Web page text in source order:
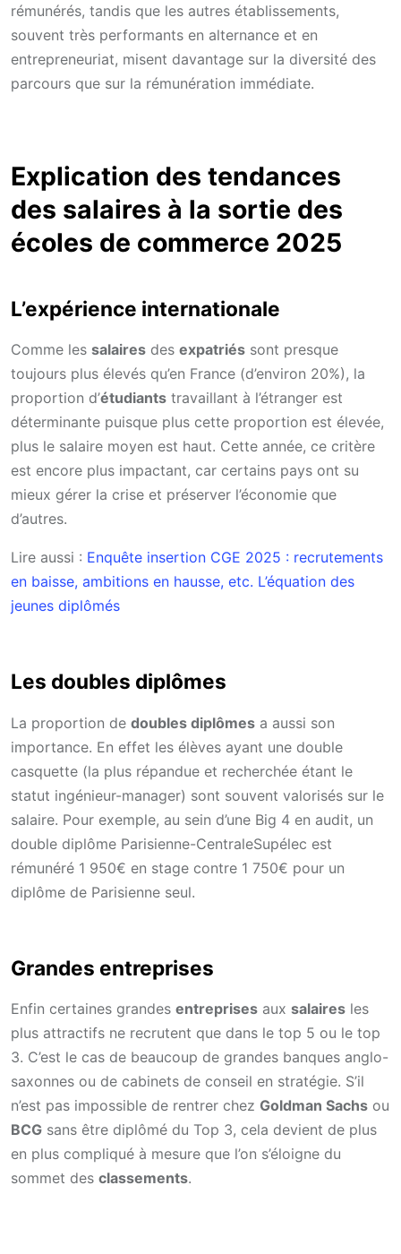
rémunérés, tandis que les autres établissements,
souvent très performants en alternance et en
entrepreneuriat, misent davantage sur la diversité des
parcours que sur la rémunération immédiate.
Explication des tendances
des salaires à la sortie des
écoles de commerce 2025
L’expérience internationale
Comme les salaires des expatriés sont presque
toujours plus élevés qu’en France (d’environ 20%), la
proportion d’étudiants travaillant à l’étranger est
déterminante puisque plus cette proportion est élevée,
plus le salaire moyen est haut. Cette année, ce critère
est encore plus impactant, car certains pays ont su
mieux gérer la crise et préserver l’économie que
d’autres.
Lire aussi : Enquête insertion CGE 2025 : recrutements
en baisse, ambitions en hausse, etc. L’équation des
jeunes diplômés
Les doubles diplômes
La proportion de doubles diplômes a aussi son
importance. En effet les élèves ayant une double
casquette (la plus répandue et recherchée étant le
statut ingénieur-manager) sont souvent valorisés sur le
salaire. Pour exemple, au sein d’une Big 4 en audit, un
double diplôme Parisienne-CentraleSupélec est
rémunéré 1 950€ en stage contre 1 750€ pour un
diplôme de Parisienne seul.
Grandes entreprises
Enfin certaines grandes entreprises aux salaires les
plus attractifs ne recrutent que dans le top 5 ou le top
3. C’est le cas de beaucoup de grandes banques anglo-
saxonnes ou de cabinets de conseil en stratégie. S’il
n’est pas impossible de rentrer chez Goldman Sachs ou
BCG sans être diplômé du Top 3, cela devient de plus
en plus compliqué à mesure que l’on s’éloigne du
sommet des classements.